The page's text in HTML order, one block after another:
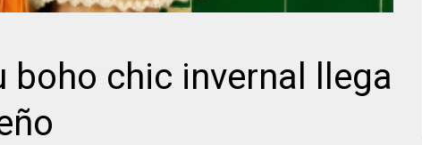
boho chic invernal llega